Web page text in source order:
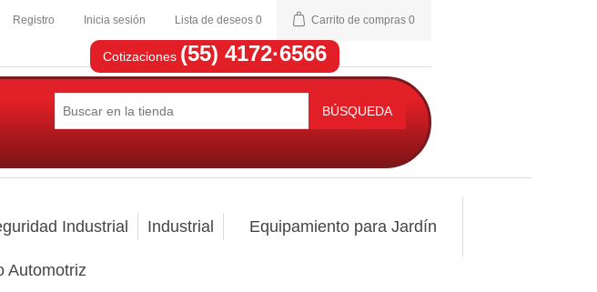
Registro Inicia sesión Lista de deseos 0 Carrito de compras 0
Cotizaciones (55) 4172·6566
BÚSQUEDA
Industrial Industrial Equipamiento para Jardín
Automotriz